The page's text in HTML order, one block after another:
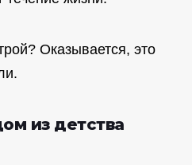
Оказывается, это
из детства